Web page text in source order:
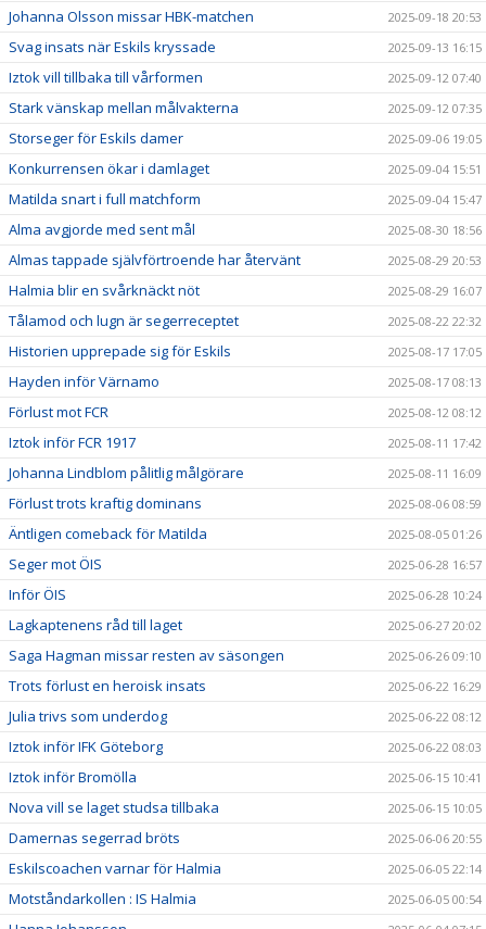
Johanna Olsson missar HBK-matchen 2025-09-18 20:53
Svag insats när Eskils kryssade 2025-09-13 16:15
Iztok vill tillbaka till vårformen 2025-09-12 07:40
Stark vänskap mellan målvakterna 2025-09-12 07:35
Storseger för Eskils damer 2025-09-06 19:05
Konkurrensen ökar i damlaget 2025-09-04 15:51
Matilda snart i full matchform 2025-09-04 15:47
Alma avgjorde med sent mål 2025-08-30 18:56
Almas tappade självförtroende har återvänt 2025-08-29 20:53
Halmia blir en svårknäckt nöt 2025-08-29 16:07
Tålamod och lugn är segerreceptet 2025-08-22 22:32
Historien upprepade sig för Eskils 2025-08-17 17:05
Hayden inför Värnamo 2025-08-17 08:13
Förlust mot FCR 2025-08-12 08:12
Iztok inför FCR 1917 2025-08-11 17:42
Johanna Lindblom pålitlig målgörare 2025-08-11 16:09
Förlust trots kraftig dominans 2025-08-06 08:59
Äntligen comeback för Matilda 2025-08-05 01:26
Seger mot ÖIS 2025-06-28 16:57
Inför ÖIS 2025-06-28 10:24
Lagkaptenens råd till laget 2025-06-27 20:02
Saga Hagman missar resten av säsongen 2025-06-26 09:10
Trots förlust en heroisk insats 2025-06-22 16:29
Julia trivs som underdog 2025-06-22 08:12
Iztok inför IFK Göteborg 2025-06-22 08:03
Iztok inför Bromölla 2025-06-15 10:41
Nova vill se laget studsa tillbaka 2025-06-15 10:05
Damernas segerrad bröts 2025-06-06 20:55
Eskilscoachen varnar för Halmia 2025-06-05 22:14
Motståndarkollen : IS Halmia 2025-06-05 00:54